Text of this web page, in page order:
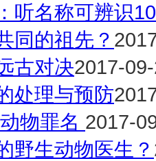
听名称可辨识
同的祖先？
古对决2017-
处理与预防
物罪名 2017-
野生动物医生？